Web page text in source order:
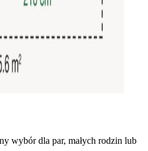
wybór dla par, małych rodzin lub